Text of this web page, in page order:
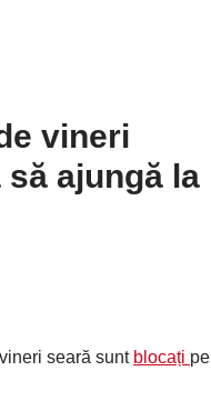
vineri
să ajungă la
seară sunt blocați pe